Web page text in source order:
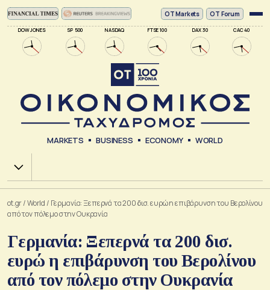
DOW JONES SP 500 NASDAQ FTSE 100 DAX 30 CAC 40
ΟΤ Markets OT Forum
MARKETS BUSINESS ECONOMY WORLD
Χ.Α.
ot.gr/World / Γερμανία: Ξεπερνά τα 200 δισ. ευρώ η επιβάρυνση του Βερολίνου
από τον πόλεμο στην Ουκρανία
Γερμανία: Ξεπερνά τα 200 δισ.
ευρώ η επιβάρυνση του Βερολίνου
από τον πόλεμο στην Ουκρανία